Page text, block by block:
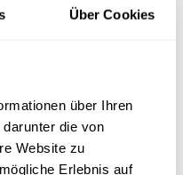
Über Cookies
über Ihren
die von
Website zu
Erlebnis auf